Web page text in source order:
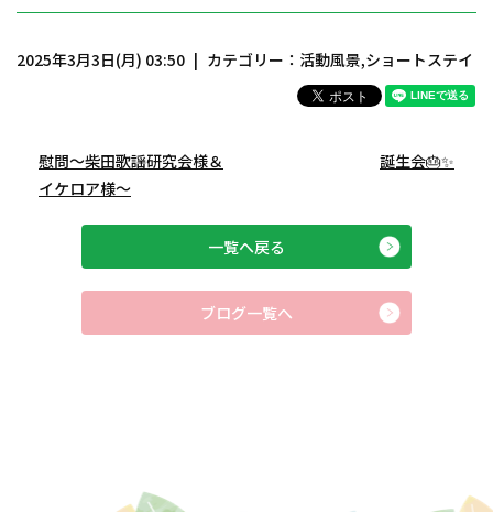
2025年3月3日(月) 03:50 カテゴリー： 活動風景,ショートステイ
慰問～柴田歌謡研究会様＆
イケロア様～
誕生会🎂✨
一覧へ戻る
ブログ一覧へ